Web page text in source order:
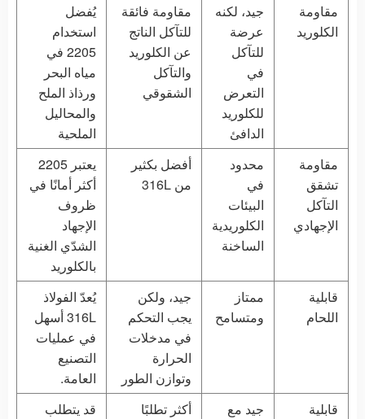
مقاومة
الكلوريد
جيد، لكنه
عرضة
للتآكل
في
التعرض
للكلوريد
الدافئ
مقاومة فائقة
للتآكل الناتج
عن الكلوريد
والتآكل
الشقوقي
يُفضل
استخدام
2205 في
مياه البحر
ورذاذ الملح
والمحاليل
الملحية
مقاومة
تشقق
التآكل
الإجهادي
محدود
في
البيئات
الكلوريدية
الساخنة
أفضل بكثير
من 316L
يعتبر 2205
أكثر أمانًا في
ظروف
الإجهاد
الشدّي الغنية
بالكلوريد
قابلية
اللحام
ممتاز
ومتسامح
جيد، ولكن
يجب التحكم
في مدخلات
الحرارة
وتوازن الطور
يُعدّ الفولاذ
316L أسهل
في عمليات
التصنيع
العامة.
قابلية
جيد مع
أكثر تطلبًا
قد يتطلب